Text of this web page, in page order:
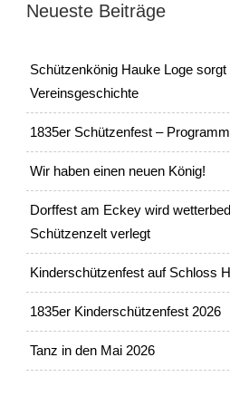
Neueste Beiträge
Schützenkönig Hauke Loge
Vereinsgeschichte
1835er Schützenfest –
Wir haben einen neuen König!
Dorffest am Eckey wird
Schützenzelt verlegt
Kinderschützenfest auf Schloss
1835er Kinderschützenfest 2026
Tanz in den Mai 2026